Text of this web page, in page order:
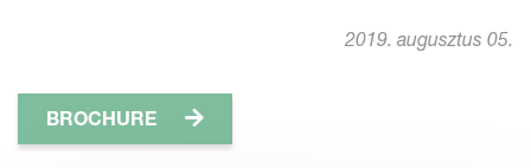
2019. augusztus 05.
BROCHURE